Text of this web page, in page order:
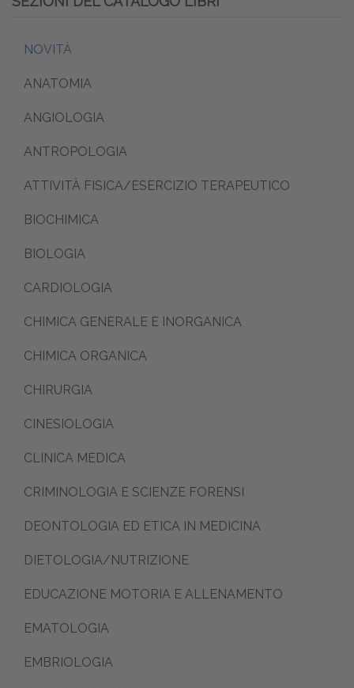
NOVITÀ
ANATOMIA
ANGIOLOGIA
ANTROPOLOGIA
ATTIVITÀ FISICA/ESERCIZIO TERAPEUTICO
BIOCHIMICA
BIOLOGIA
CARDIOLOGIA
CHIMICA GENERALE E INORGANICA
CHIMICA ORGANICA
CHIRURGIA
CINESIOLOGIA
CLINICA MEDICA
CRIMINOLOGIA E SCIENZE FORENSI
DEONTOLOGIA ED ETICA IN MEDICINA
DIETOLOGIA/NUTRIZIONE
EDUCAZIONE MOTORIA E ALLENAMENTO
EMATOLOGIA
EMBRIOLOGIA